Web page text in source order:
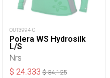
OUT3994-C
Polera WS Hydrosilk
L/S
Nrs
$ 24.333 $34.125